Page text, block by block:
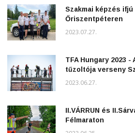
Szakmai képzés
Őriszentpéteren
2023.07.27.
TFA Hungary 2023
tűzoltója verseny
2023.06.27.
II.VÁRRUN és
Félmaraton